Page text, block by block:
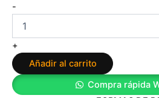
-
inteligente:
Guía
práctica
de
alimentación
y
+
Añadir al carrito
Compra rápida